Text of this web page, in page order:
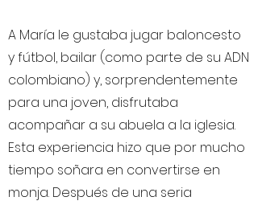
A María le gustaba jugar baloncesto
y fútbol, ​​bailar (como parte de su ADN
colombiano) y, sorprendentemente
para una joven, disfrutaba
acompañar a su abuela a la iglesia.
Esta experiencia hizo que por mucho
tiempo soñara en convertirse en
monja. Después de una seria